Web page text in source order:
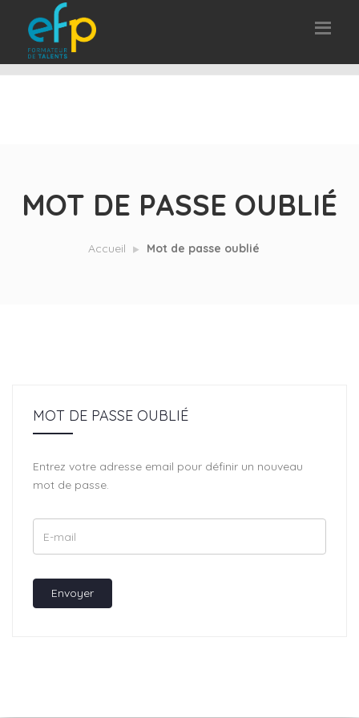
MOT DE PASSE OUBLIÉ
Accueil Mot de passe oublié
MOT DE PASSE OUBLIÉ
Entrez votre adresse email pour définir un nouveau
mot de passe.
Envoyer